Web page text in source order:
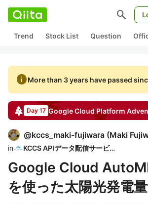
search
Trend Stock List Question
infoMore than 3 years have passed
Day 17 Google Cloud Platform
@kccs_maki-fujiwara (Maki
in KCCS APIデータ配信サービス
Google Cloud
を使った太陽光発電